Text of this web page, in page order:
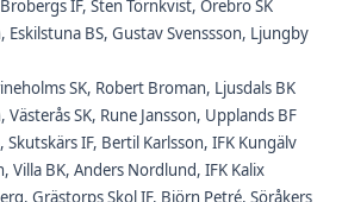
IF, Sten Törnkvist, Örebro SK
BS, Gustav Svenssson, Ljungby
SK, Robert Broman, Ljusdals BK
SK, Rune Jansson, Upplands BF
IF, Bertil Karlsson, IFK Kungälv
Villa BK, Anders Nordlund, IFK Kalix
Grästorps Skol IF, Björn Petré, Söråkers